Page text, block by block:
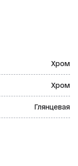
Хром
Хром
Глянцевая